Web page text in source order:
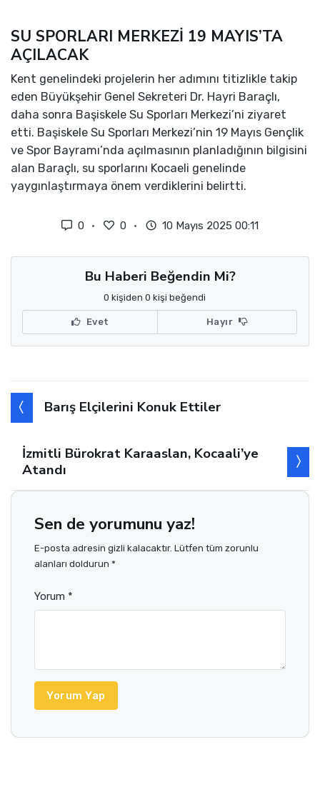
SU SPORLARI MERKEZİ 19 MAYIS’TA
AÇILACAK
Kent genelindeki projelerin her adımını titizlikle takip
eden Büyükşehir Genel Sekreteri Dr. Hayri Baraçlı,
daha sonra Başiskele Su Sporları Merkezi’ni ziyaret
etti. Başiskele Su Sporları Merkezi’nin 19 Mayıs Gençlik
ve Spor Bayramı’nda açılmasının planladığının bilgisini
alan Baraçlı, su sporlarını Kocaeli genelinde
yaygınlaştırmaya önem verdiklerini belirtti.
0 0 10 Mayıs 2025 00:11
Bu Haberi Beğendin Mi?
0 kişiden 0 kişi beğendi
Evet Hayır
Barış Elçilerini Konuk Ettiler
İzmitli Bürokrat Karaaslan, Kocaali’ye
Atandı
Sen de yorumunu yaz!
E-posta adresin gizli kalacaktır. Lütfen tüm zorunlu
alanları doldurun *
Yorum *
Yorum Yap